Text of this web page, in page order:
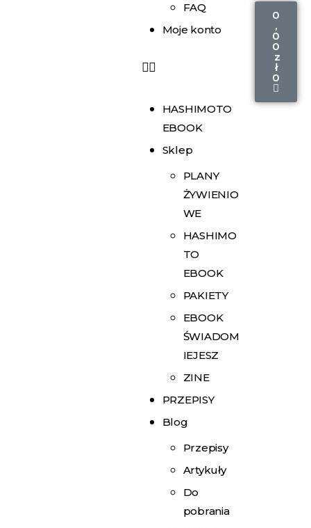
FAQ
Moje konto
HASHIMOTO
EBOOK
Sklep
PLANY
ŻYWIENIO
WE
HASHIMO
TO
EBOOK
PAKIETY
EBOOK
ŚWIADOM
IEJESZ
ZINE
PRZEPISY
Blog
Przepisy
Artykuły
Do
pobrania
0
,
0
0
z
ł
0